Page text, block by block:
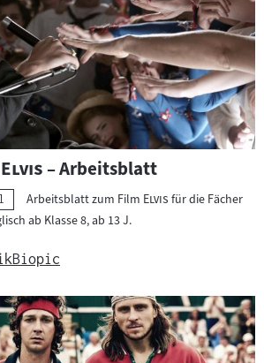
U
n
t
e
r
i
c
h
"
Elvis"– Arbeitsblatt
Arbeitsblatt zum Film "Elvis "für die Fächer
ab Klasse 8, ab 13 J.
Biopic